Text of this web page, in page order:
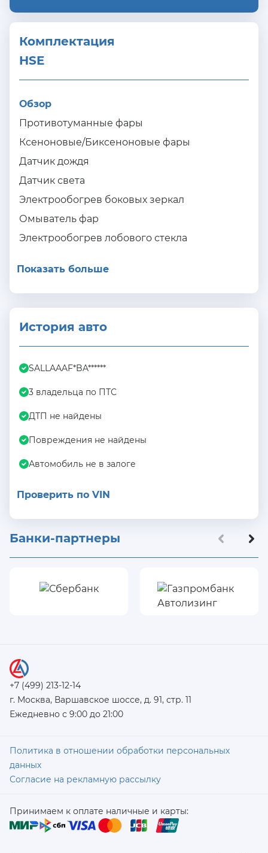
Комплектация
HSE
Обзор
Противотуманные фары
Ксеноновые/Биксеноновые фары
Датчик дождя
Датчик света
Электрообогрев боковых зеркал
Омыватель фар
Электрообогрев лобового стекла
Показать больше
История авто
SALLAAAF*BA******
3 владельца по ПТС
ДТП не найдены
Повреждения не найдены
Автомобиль не в залоге
Проверить по VIN
Банки-партнеры
+7 (499) 213-12-14
г. Москва, Варшавское шоссе, д. 91, стр. 11
Ежедневно с 9:00 до 21:00
Политика в отношении обработки персональных
данных
Согласие на рекламную рассылку
Принимаем к оплате наличные и карты: